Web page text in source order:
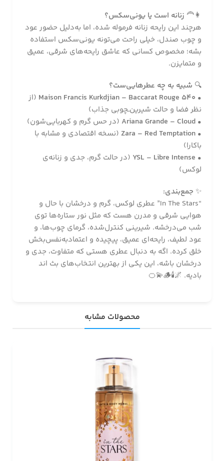
👩‍🦰 زنانه است یا یونی‌سکس؟
هرچند این رایحه زنانه فرموله شده، اما به‌دلیل حضور عود
و چوب صندل، خیلی راحت می‌تونه یونی‌سکس استفاده
بشه؛ مخصوص کسانی که عاشق رایحه‌های شرقی، عمیق
و متمایزن.
🔍 شبیه به چه عطرهایی‌ست؟
•
Maison Francis Kurkdjian – Baccarat Rouge 540 (از
نظر فضا و حالت شیرین‌ـچوبی جذاب)
•
Ariana Grande – Cloud (در حس گرم و کهربایی‌شون)
•
Zara – Red Temptation (نسخه اقتصادی و مشابه با
باکارا)
•
YSL – Libre Intense (در حالت گرم، جدی و زنانه‌ی
لوکس)
✨ جمع‌بندی:
“In The Stars” عطری لوکس، گرم و درخشان با حال و
هوایی شرقی و مدرن هست که مثل نور ستاره‌ها توی
شب می‌درخشه. شیرینی کنترل‌شده، گرمای چوب‌ها، و
عود لطیف، رایحه‌ای عمیق، پیچیده و اعتماد‌به‌نفس‌بخش
خلق کرده. اگه به دنبال عطری هستی که متفاوت، جدی و
درخشان باشه، این یکی از بهترین انتخاب‌های بث اند
بادیه. 🌌🕯️🪵💫🍊
محصولات مشابه